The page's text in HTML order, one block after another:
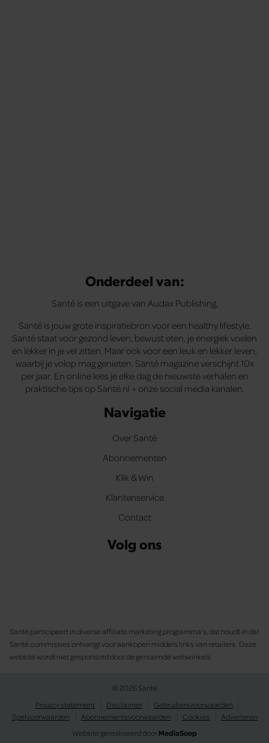
Onderdeel van:
Santé is een uitgave van Audax Publishing.
Santé is jouw grote inspiratiebron voor een healthy lifestyle.
Santé staat voor gezond leven, bewust eten, je energiek voelen
en lekker in je vel zitten. Maar ook voor een leuk en lekker leven,
waarbij je volop mag genieten. Santé magazine verschijnt 10x
per jaar. En online lees je elke dag de nieuwste verhalen en
praktische tips op Santé.nl + onze social media kanalen.
Navigatie
Over Santé
Abonnementen
Klik & Win
Klantenservice
Contact
Volg ons
Santé participeert in diverse affiliate marketing programma’s, dat houdt in dat
Santé commissies ontvangt voor aankopen middels links van retailers. Deze
website wordt niet gesponsord door de genoemde webwinkels.
© 2026 Santé
Privacy statement
Disclaimer
Gebruikersvoorwaarden
Spelvoorwaarden
Abonnementsvoorwaarden Cookies
Adverteren
Website gerealiseerd doorMediaSoep